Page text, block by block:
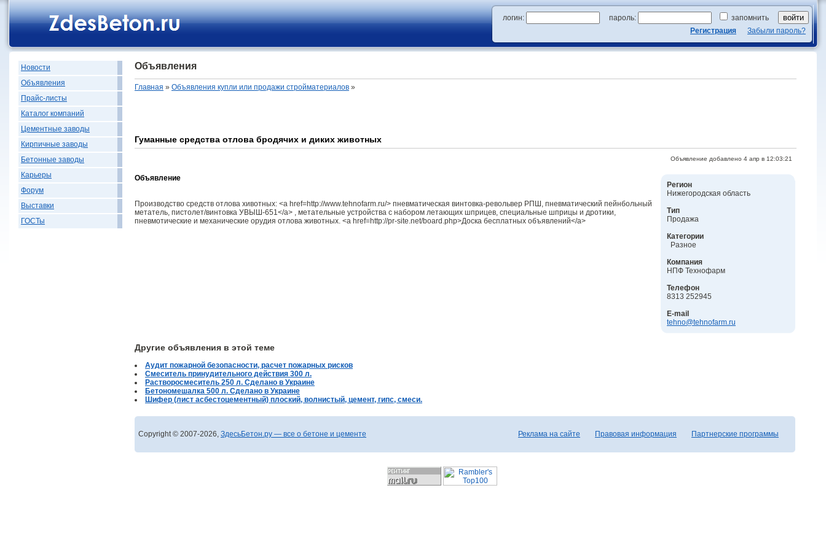
логин: пароль:
запомнить
Регистрация
Забыли пароль?
Новости
Объявления
Прайс-листы
Каталог компаний
Цементные заводы
Кирпичные заводы
Бетонные заводы
Карьеры
Форум
Выставки
ГОСТы
Объявления
Главная » Объявления купли или продажи стройматериалов »
Гуманные средства отлова бродячих и диких животных
Объявление добавлено 4 апр в 12:03:21
Объявление
Производство средств отлова хивотных: <a href=http://www.tehnofarm.ru/> пневматическая винтовка-револьвер РПШ, пневматический пейнбольный
метатель, пистолет/винтовка УВЫШ-651</a> , метательные устройства с набором летающих шприцев, специальные шприцы и дротики,
пневмотические и механические орудия отлова животных. <a href=http://pr-site.net/board.php>Доска бесплатных объявлений</a>
Регион
Нижегородская область
Тип
Продажа
Категории
Разное
Компания
НПФ Технофарм
Телефон
8313 252945
E-mail
tehno@tehnofarm.ru
Другие объявления в этой теме
Аудит пожарной безопасности, расчет пожарных рисков
Смеситель принудительного действия 300 л.
Растворосмеситель 250 л. Сделано в Украине
Бетономешалка 500 л. Сделано в Украине
Шифер (лист асбестоцементный) плоский, волнистый, цемент, гипс, смеси.
Copyright © 2007-2026, ЗдесьБетон.ру — все о бетоне и цементе Реклама на сайте Правовая информация Партнерские программы